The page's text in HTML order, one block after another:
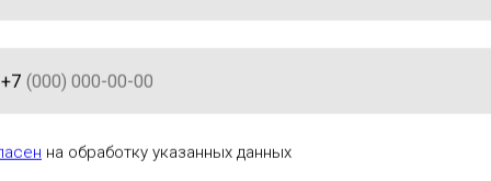
ПРАВОВОГО
+7
на обработку указанных данных